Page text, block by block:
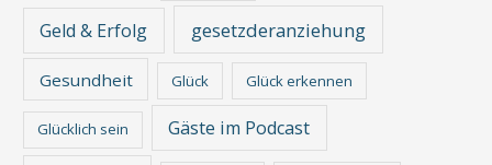
Geld & Erfolg gesetzderanziehung
Gesundheit Glück Glück erkennen
Glücklich sein Gäste im Podcast